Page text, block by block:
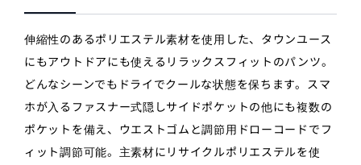
伸縮性のあるポリエステル素材を使用した、タウンユース
にもアウトドアにも使えるリラックスフィットのパンツ。
どんなシーンでもドライでクールな状態を保ちます。スマ
ホが入るファスナー式隠しサイドポケットの他にも複数の
ポケットを備え、ウエストゴムと調節用ドローコードでフ
ィット調節可能。主素材にリサイクルポリエステルを使